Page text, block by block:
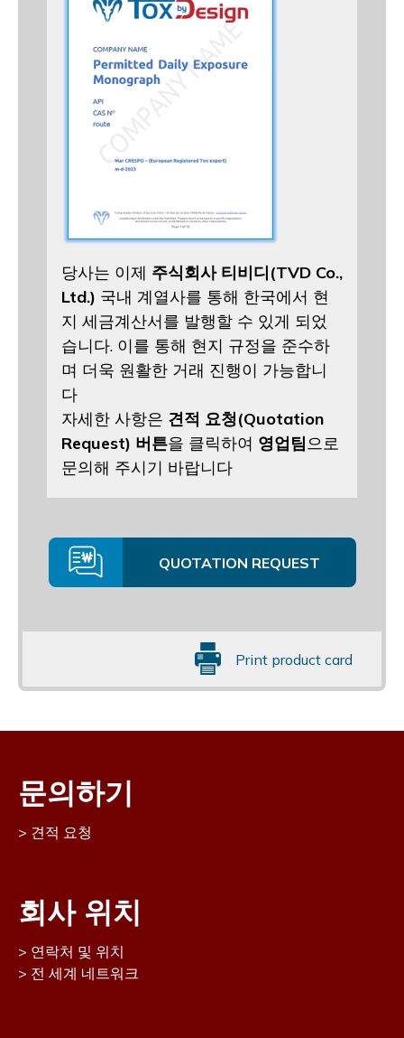
당사는 이제 주식회사 티비디(TVD Co.,
Ltd.) 국내 계열사를 통해 한국에서 현
지 세금계산서를 발행할 수 있게 되었
습니다. 이를 통해 현지 규정을 준수하
며 더욱 원활한 거래 진행이 가능합니
다
자세한 사항은 견적 요청(Quotation
Request) 버튼을 클릭하여 영업팀으로
문의해 주시기 바랍니다
QUOTATION REQUEST
Print product card
문의하기
견적 요청
회사 위치
연락처 및 위치
전 세계 네트워크